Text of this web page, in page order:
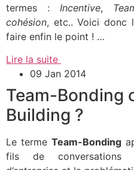
termes : Incentive,
cohésion, etc.. Voici donc
faire enfin le point ! …
Lire la suite
09 Jan 2014
Team-Bonding
Building ?
Le terme Team-Bonding
fils de conversations